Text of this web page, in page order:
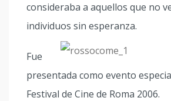
consideraba a aquellos que no
individuos sin esperanza.
Fue
presentada como evento
Festival de Cine de Roma 2006.